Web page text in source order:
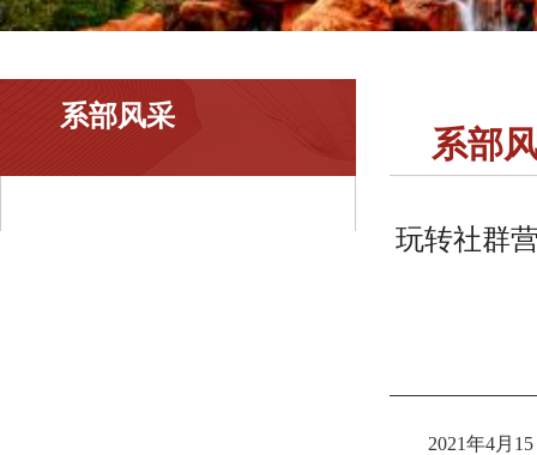
系部风采
系部
玩转社群
2021年4月